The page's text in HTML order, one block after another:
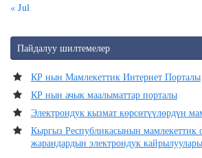
« Jul
Пайдалуу шилтемелер
КР нын Мамлекеттик Интернет Порталы
КР нын ачык маалыматтар порталы
Электрондук кызмат көрсөтүүлөрдүн
Кыргыз Республикасынын мамлекеттик
жарандардын электрондук